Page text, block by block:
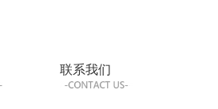
联系我们